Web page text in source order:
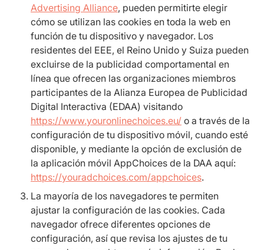
Advertising Alliance, pueden permitirte elegir
cómo se utilizan las cookies en toda la web en
función de tu dispositivo y navegador. Los
residentes del EEE, el Reino Unido y Suiza pueden
excluirse de la publicidad comportamental en
línea que ofrecen las organizaciones miembros
participantes de la Alianza Europea de Publicidad
Digital Interactiva (EDAA) visitando
https://www.youronlinechoices.eu/ o a través de la
configuración de tu dispositivo móvil, cuando esté
disponible, y mediante la opción de exclusión de
la aplicación móvil AppChoices de la DAA aquí:
https://youradchoices.com/appchoices.
La mayoría de los navegadores te permiten
ajustar la configuración de las cookies. Cada
navegador ofrece diferentes opciones de
configuración, así que revisa los ajustes de tu